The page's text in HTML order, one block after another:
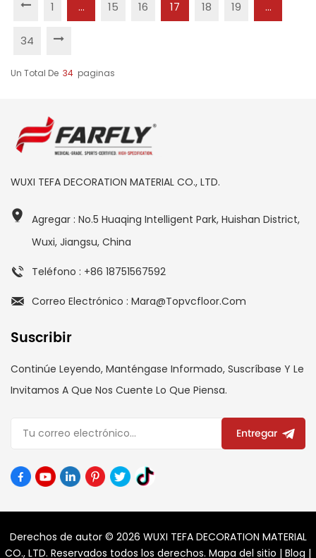
1 ... 15 16 17 18 19 ...
34
Un Total De 34 Paginas
WUXI TEFA DECORATION MATERIAL CO., LTD.
Agregar : No.5 Huaqing Intelligent Park, Huishan District,
Wuxi, Jiangsu, China
Teléfono : +86 18751567592
Correo Electrónico : Mara@topvcfloor.com
Suscribir
Continúe Leyendo, Manténgase Informado, Suscríbase Y Le
Invitamos A Que Nos Cuente Lo Que Piensa.
Entregar
Derechos de autor © 2026 WUXI TEFA DECORATION MATERIAL
CO., LTD. Reservados todos los derechos. Mapa del sitio | Blog |